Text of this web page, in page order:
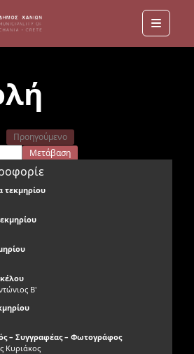
Menu
Προηγούμενο
Μετάβαση
Τελευταίο
τεκμηρίου
Β'
– Συγγραφέας – Φωτογράφος
Κυριάκος